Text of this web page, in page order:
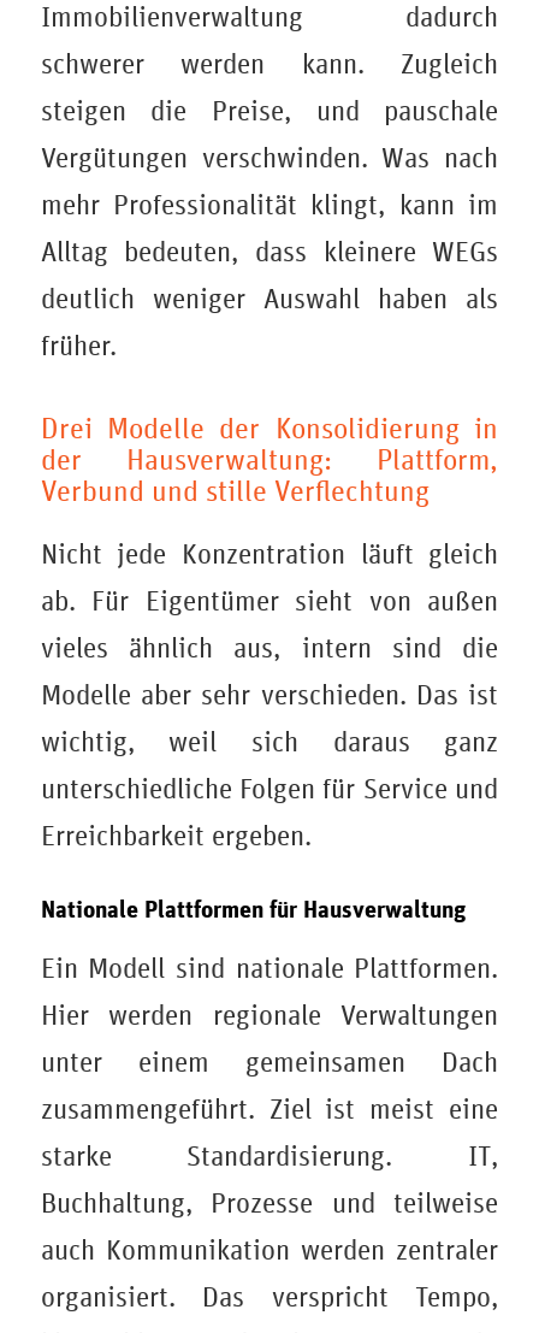
Immobilienverwaltung dadurch
schwerer werden kann. Zugleich
steigen die Preise, und pauschale
Vergütungen verschwinden. Was nach
mehr Professionalität klingt, kann im
Alltag bedeuten, dass kleinere WEGs
deutlich weniger Auswahl haben als
früher.
Drei Modelle der Konsolidierung in
der Hausverwaltung: Plattform,
Verbund und stille Verflechtung
Nicht jede Konzentration läuft gleich
ab. Für Eigentümer sieht von außen
vieles ähnlich aus, intern sind die
Modelle aber sehr verschieden. Das ist
wichtig, weil sich daraus ganz
unterschiedliche Folgen für Service und
Erreichbarkeit ergeben.
Nationale Plattformen für Hausverwaltung
Ein Modell sind nationale Plattformen.
Hier werden regionale Verwaltungen
unter einem gemeinsamen Dach
zusammengeführt. Ziel ist meist eine
starke Standardisierung. IT,
Buchhaltung, Prozesse und teilweise
auch Kommunikation werden zentraler
organisiert. Das verspricht Tempo,